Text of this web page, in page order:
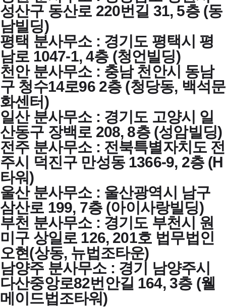
성산구 동산로 220번길 31, 5층 (동
남빌딩)
평택 분사무소 : 경기도 평택시 평
남로 1047-1, 4층 (청언빌딩)
천안 분사무소 : 충남 천안시 동남
구 청수14로96 2층 (청당동, 백석문
화센터)
일산 분사무소 : 경기도 고양시 일
산동구 장백로 208, 8층 (성암빌딩)
전주 분사무소 : 전북특별자치도 전
주시 덕진구 만성동 1366-9, 2층 (H
타워)
울산 분사무소 : 울산광역시 남구
삼산로 199, 7층 (아이사랑빌딩)
부천 분사무소 : 경기도 부천시 원
미구 상일로 126, 201호 법무법인
오현(상동, 뉴법조타운)
남양주 분사무소 : 경기 남양주시
다산중앙로82번안길 164, 3층 (웰
메이드법조타워)